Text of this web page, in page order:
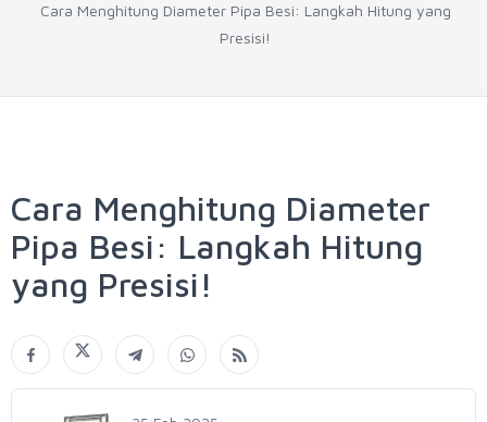
Cara Menghitung Diameter Pipa Besi: Langkah Hitung yang
Presisi!
Cara Menghitung Diameter
Pipa Besi: Langkah Hitung
yang Presisi!